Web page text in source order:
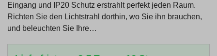
Eingang und IP20 Schutz erstrahlt perfekt jeden Raum.
Richten Sie den Lichtstrahl dorthin, wo Sie ihn brauchen,
und beleuchten Sie Ihre…